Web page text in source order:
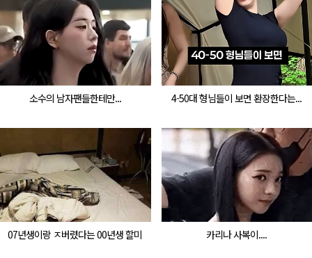
소수의 남자팬들한테만... 4-50대 형님들이 보면 환장한다는...
07년생이랑 ㅈ버렸다는 00년생 할미 카리나 사복이....